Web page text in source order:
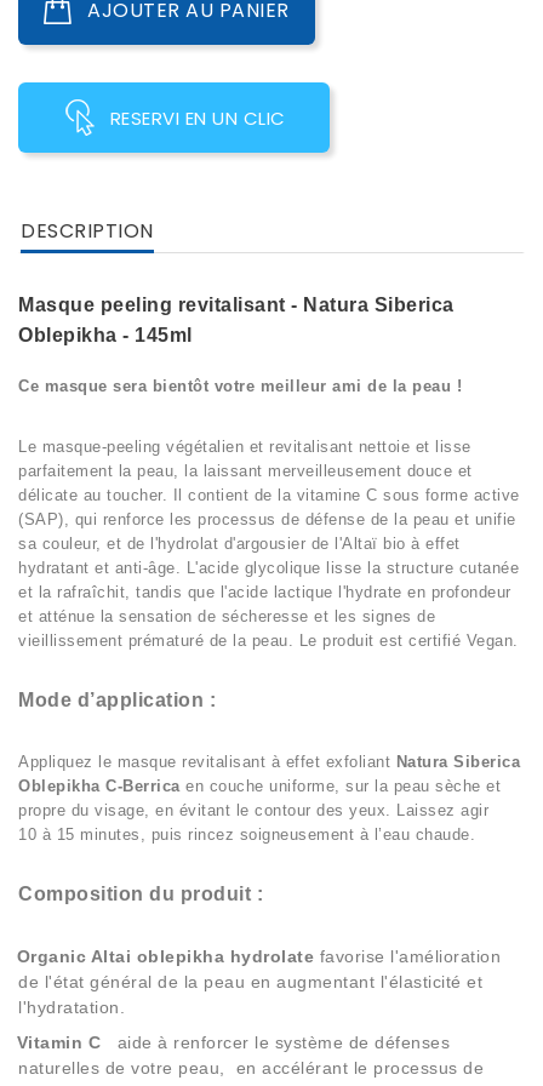
AJOUTER AU PANIER
RESERVI EN UN CLIC
DESCRIPTION
Masque peeling revitalisant - Natura Siberica
Oblepikha - 145ml
Ce masque sera bientôt votre meilleur ami de la peau !
Le masque-peeling végétalien et revitalisant nettoie et lisse
parfaitement la peau, la laissant merveilleusement douce et
délicate au toucher. Il contient de la vitamine C sous forme active
(SAP), qui renforce les processus de défense de la peau et unifie
sa couleur, et de l'hydrolat d'argousier de l'Altaï bio à effet
hydratant et anti-âge. L'acide glycolique lisse la structure cutanée
et la rafraîchit, tandis que l'acide lactique l'hydrate en profondeur
et atténue la sensation de sécheresse et les signes de
vieillissement prématuré de la peau. Le produit est certifié Vegan.
Mode d’application :
Appliquez le masque revitalisant à effet exfoliant Natura Siberica
Oblepikha C-Berricaen couche uniforme, sur la peau sèche et
propre du visage, en évitant le contour des yeux. Laissez agir
10 à 15 minutes, puis rincez soigneusement à l’eau chaude.
Composition du produit :
Organic Altai oblepikha hydrolate favorise l'amélioration
de l'état général de la peau en augmentant l'élasticité et
l'hydratation.
Vitamin C aide à renforcer le système de défenses
naturelles de votre peau, en accélérant le processus de